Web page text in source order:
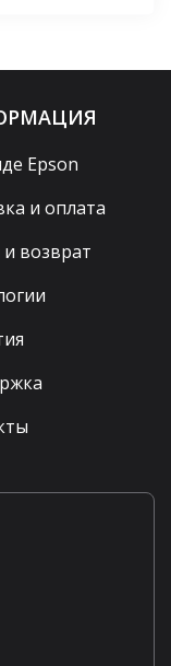
Epson
и оплата
возврат